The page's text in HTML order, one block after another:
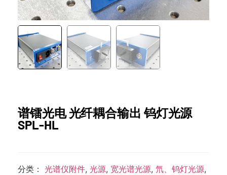
谱镭光电 光纤耦合输出 钨灯光源
SPL-HL
分类： 光谱仪附件, 光源, 宽光谱光源, 氘、钨灯光源,